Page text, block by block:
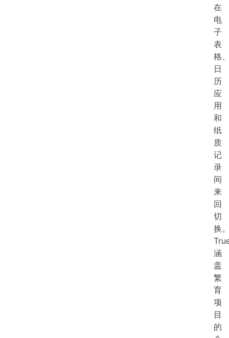
在
电
子
表
格
日
历
应
用
和
纸
质
记
录
间
来
回
切
换
涵
盖
繁
育
项
目
的